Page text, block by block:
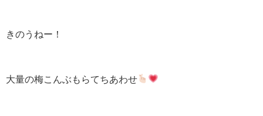
きのうねー！
大量の梅こんぶもらてちあわせ